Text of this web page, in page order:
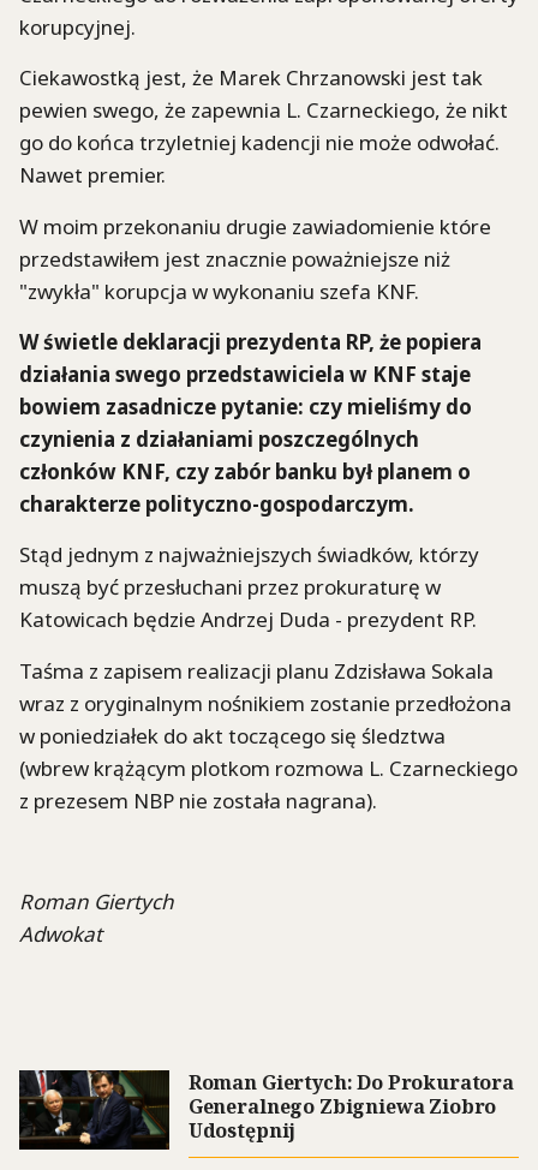
korupcyjnej.
Ciekawostką jest, że Marek Chrzanowski jest tak
pewien swego, że zapewnia L. Czarneckiego, że nikt
go do końca trzyletniej kadencji nie może odwołać.
Nawet premier.
W moim przekonaniu drugie zawiadomienie które
przedstawiłem jest znacznie poważniejsze niż
"zwykła" korupcja w wykonaniu szefa KNF.
W świetle deklaracji prezydenta RP, że popiera
działania swego przedstawiciela w KNF staje
bowiem zasadnicze pytanie: czy mieliśmy do
czynienia z działaniami poszczególnych
członków KNF, czy zabór banku był planem o
charakterze polityczno-gospodarczym.
Stąd jednym z najważniejszych świadków, którzy
muszą być przesłuchani przez prokuraturę w
Katowicach będzie Andrzej Duda - prezydent RP.
Taśma z zapisem realizacji planu Zdzisława Sokala
wraz z oryginalnym nośnikiem zostanie przedłożona
w poniedziałek do akt toczącego się śledztwa
(wbrew krążącym plotkom rozmowa L. Czarneckiego
z prezesem NBP nie została nagrana).
Roman Giertych
Adwokat
Roman Giertych: Do Prokuratora
Generalnego Zbigniewa Ziobro
Udostępnij